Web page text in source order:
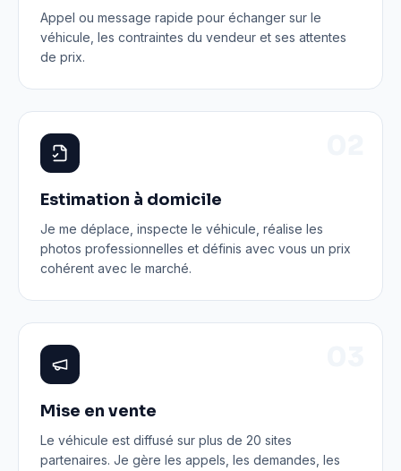
Appel ou message rapide pour échanger sur le
véhicule, les contraintes du vendeur et ses attentes
de prix.
Estimation à domicile
Je me déplace, inspecte le véhicule, réalise les
photos professionnelles et définis avec vous un prix
cohérent avec le marché.
Mise en vente
Le véhicule est diffusé sur plus de 20 sites
partenaires. Je gère les appels, les demandes, les